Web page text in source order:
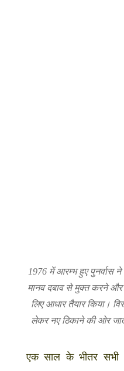
1976 में आरम्भ हुए पुनर्वास
मानव दबाव से मुक्त करने और
लिए आधार तैयार किया।
लेकर नए ठिकाने की ओर
एक साल के भीतर सभी